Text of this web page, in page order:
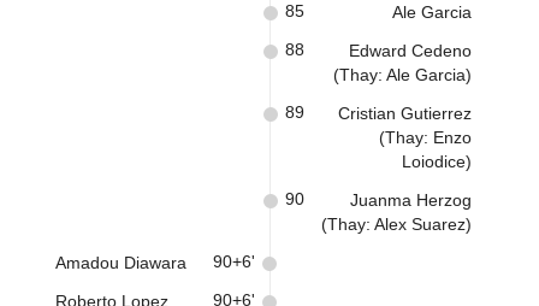
Ale Garcia
85
Edward Cedeno
(Thay: Ale Garcia)
88
Cristian Gutierrez
(Thay: Enzo
Loiodice)
89
Juanma Herzog
(Thay: Alex Suarez)
90
Amadou Diawara 90+6'
Roberto Lopez 90+6'